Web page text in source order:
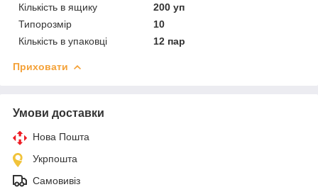
Кількість в ящику
200 уп
Типорозмір
10
Кількість в упаковці
12 пар
Приховати
Умови доставки
Нова Пошта
Укрпошта
Самовивіз